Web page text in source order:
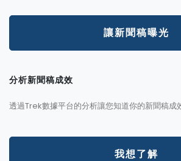
讓新聞稿曝光
分析新聞稿成效
透過Trek數據平台的分析讓您知道你的新聞稿成
我想了解